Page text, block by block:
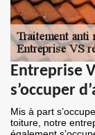
Entreprise
s’occuper
Mis à part
toiture, notre